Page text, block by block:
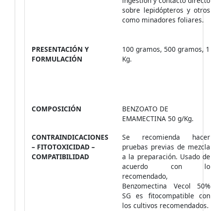
sobre lepidópteros y otros
como minadores foliares.
PRESENTACIÓN Y
FORMULACIÓN
100 gramos, 500 gramos, 1
Kg.
COMPOSICIÓN
BENZOATO DE
EMAMECTINA 50 g/Kg.
CONTRAINDICACIONES
– FITOTOXICIDAD –
COMPATIBILIDAD
Se recomienda hacer
pruebas previas de mezcla
a la preparación. Usado de
acuerdo con lo
recomendado,
Benzomectina Vecol 50%
SG es fitocompatible con
los cultivos recomendados.